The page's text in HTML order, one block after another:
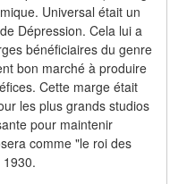
Universal était un
Dépression. Cela lui a
bénéficiaires du genre
bon marché à produire
Cette marge était
les plus grands studios
pour maintenir
comme "le roi des